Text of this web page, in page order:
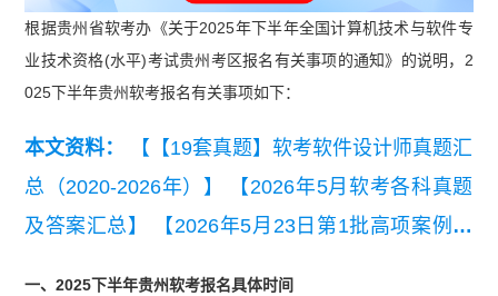
根据贵州省软考办《关于2025年下半年全国计算机技术与软件专
业技术资格(水平)考试贵州考区报名有关事项的通知》的说明，2
025下半年贵州软考报名有关事项如下：
本文资料：
【【19套真题】软考软件设计师真题汇
总（2020-2026年）】
【2026年5月软考各科真题
及答案汇总】
【2026年5月23日第1批高项案例分
一、2025下半年贵州软考报名具体时间